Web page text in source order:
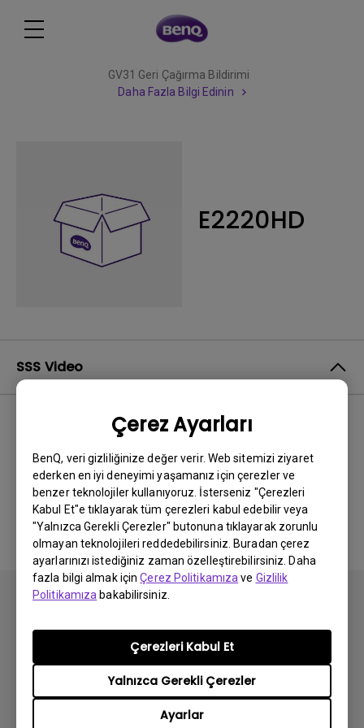
Çerez Ayarları
BenQ, veri gizliliğinize değer verir. Web sitemizi ziyaret
ederken en iyi deneyimi yaşamanız için çerezler ve
benzer teknolojiler kullanıyoruz. İsterseniz "Çerezleri
Kabul Et"e tıklayarak tüm çerezleri kabul edebilir veya
"Yalnızca Gerekli Çerezler" butonuna tıklayarak zorunlu
olmayan teknolojileri reddedebilirsiniz. Buradan çerez
ayarlarınızı istediğiniz zaman özelleştirebilirsiniz. Daha
fazla bilgi almak içinÇerez Politikamıza ve Gizlilik
Politikamıza bakabilirsiniz.
Ayarlar
Yalnızca Gerekli Çerezler
Çerezleri Kabul Et
GV31 Geri Çağırma Bildirimi
Daha Fazla Bilgi Edinin
E2220HD
SSS Video
İlgili video yok
Abone olun